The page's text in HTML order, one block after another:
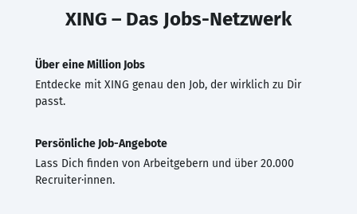
XING – Das Jobs-Netzwerk
Über eine Million Jobs
Entdecke mit XING genau den Job, der wirklich zu Dir
passt.
Persönliche Job-Angebote
Lass Dich finden von Arbeitgebern und über 20.000
Recruiter·innen.